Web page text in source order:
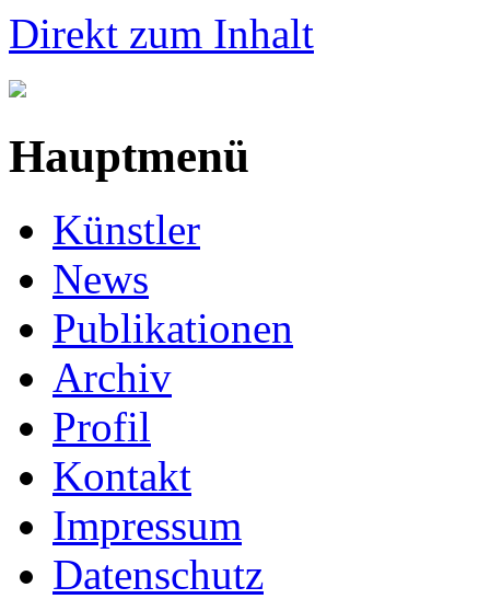
Direkt zum Inhalt
Hauptmenü
Künstler
News
Publikationen
Archiv
Profil
Kontakt
Impressum
Datenschutz